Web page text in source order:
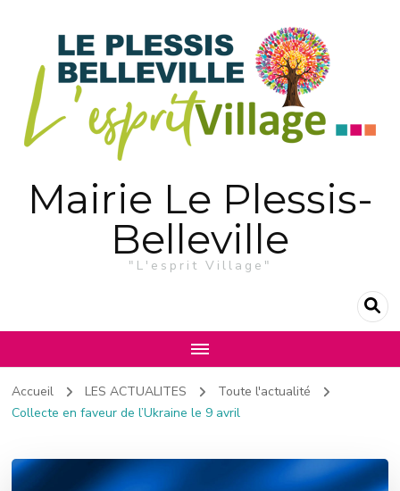
Mairie Le Plessis-
Belleville
"L'esprit Village"
Accueil LES ACTUALITES
Toute l'actualité
Collecte en faveur de l’Ukraine le 9 avril